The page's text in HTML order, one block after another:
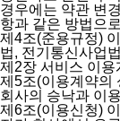
경우에는 약관 변
항과 같은 방법으
제4조(준용규정)
법, 전기통신사업
제2장 서비스 이용
제5조(이용계약의
회사의 승낙과 이
제6조(이용신청)